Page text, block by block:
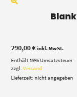
290,00€ inkl. MwSt.
Enthält 19% Umsatzsteuer
zzgl.Versand
Lieferzeit: nicht angegeben